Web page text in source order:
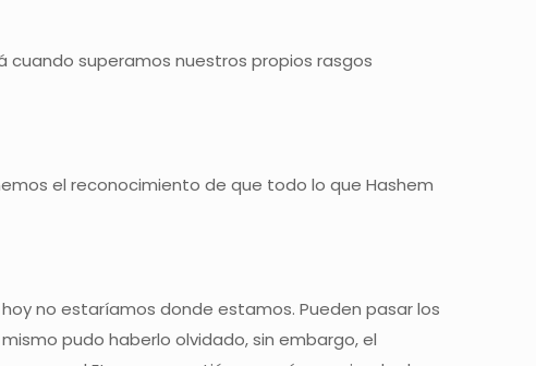
cuando superamos nuestros propios rasgos
el reconocimiento de que todo lo que Hashem
no estaríamos donde estamos. Pueden pasar los
pudo haberlo olvidado, sin embargo, el